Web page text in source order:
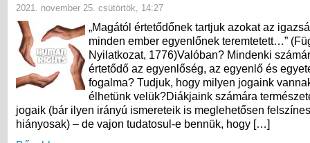
2021. november 25. csütörtök, 14:27
„Magától értetődőnek tartjuk azokat az
minden ember egyenlőnek teremtetett…”
Nyilatkozat, 1776)Valóban? Mindenki
értetődő az egyenlőség, az egyenlő és
fogalma? Tudjuk, hogy milyen jogaink
élhetünk velük?Diákjaink számára
jogaik (bár ilyen irányú ismereteik is meglehetősen
hiányosak) – de vajon tudatosul-e bennük, hogy […]